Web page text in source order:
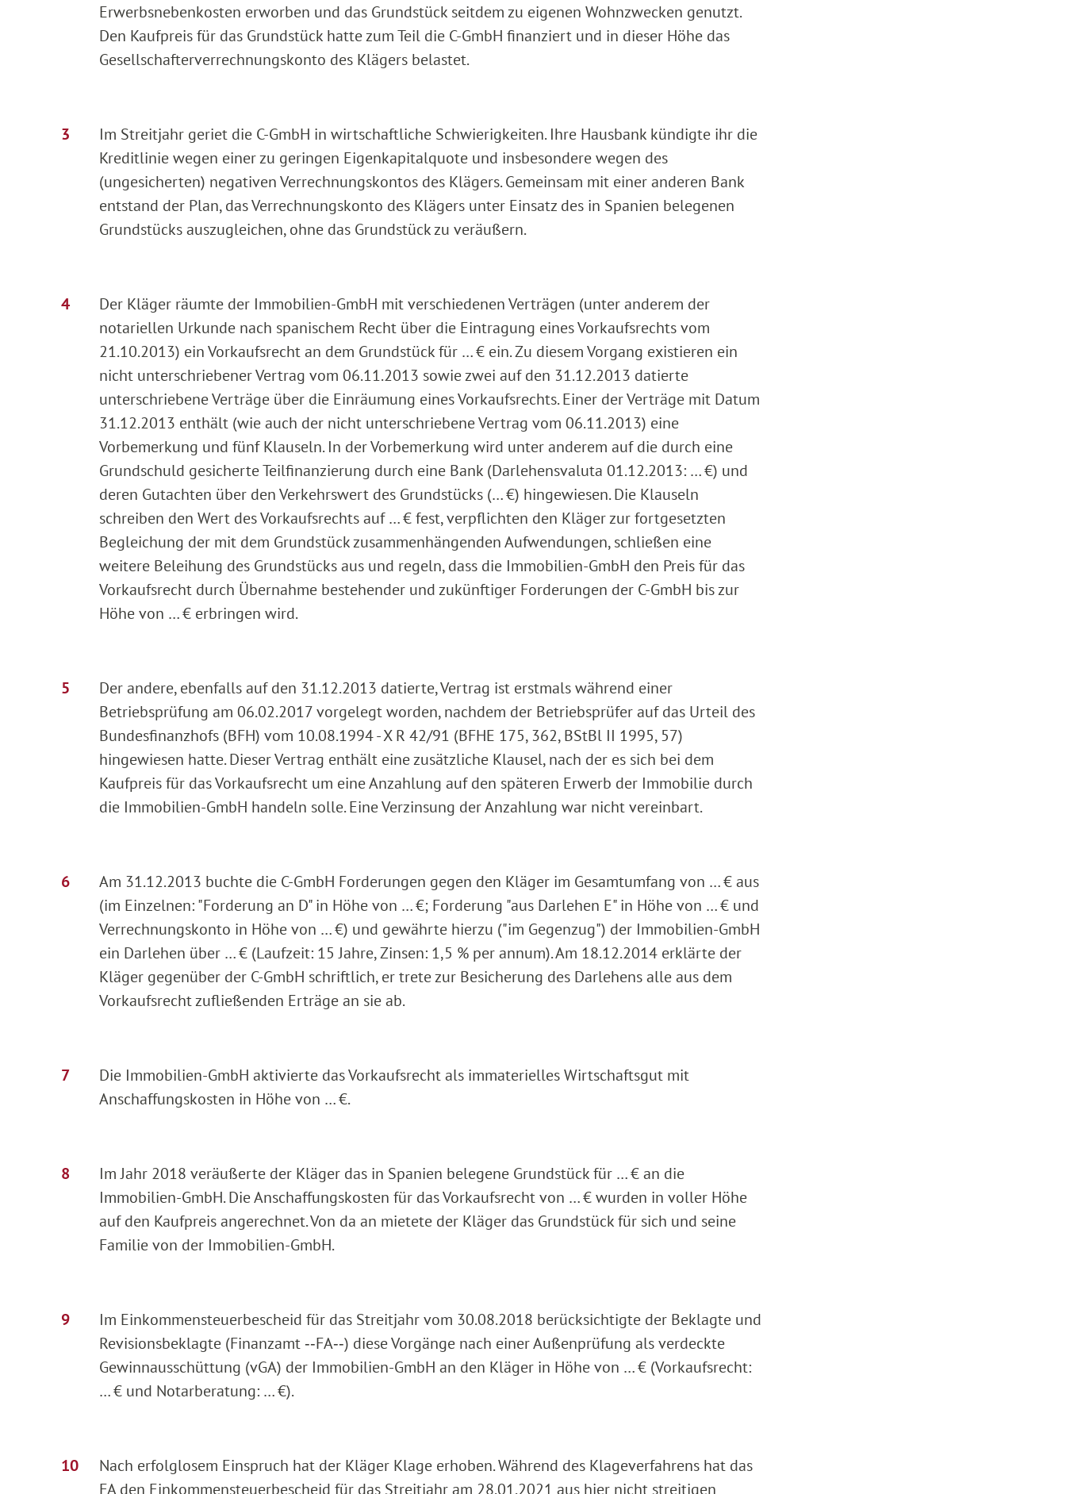
Erwerbsnebenkosten erworben und das Grundstück seitdem zu eigenen Wohnzwecken genutzt.
Den Kaufpreis für das Grundstück hatte zum Teil die C-GmbH finanziert und in dieser Höhe das
Gesellschafterverrechnungskonto des Klägers belastet.
Im Streitjahr geriet die C-GmbH in wirtschaftliche Schwierigkeiten. Ihre Hausbank kündigte ihr die
Kreditlinie wegen einer zu geringen Eigenkapitalquote und insbesondere wegen des
(ungesicherten) negativen Verrechnungskontos des Klägers. Gemeinsam mit einer anderen Bank
entstand der Plan, das Verrechnungskonto des Klägers unter Einsatz des in Spanien belegenen
Grundstücks auszugleichen, ohne das Grundstück zu veräußern.
Der Kläger räumte der Immobilien-GmbH mit verschiedenen Verträgen (unter anderem der
notariellen Urkunde nach spanischem Recht über die Eintragung eines Vorkaufsrechts vom
21.10.2013) ein Vorkaufsrecht an dem Grundstück für … € ein. Zu diesem Vorgang existieren ein
nicht unterschriebener Vertrag vom 06.11.2013 sowie zwei auf den 31.12.2013 datierte
unterschriebene Verträge über die Einräumung eines Vorkaufsrechts. Einer der Verträge mit Datum
31.12.2013 enthält (wie auch der nicht unterschriebene Vertrag vom 06.11.2013) eine
Vorbemerkung und fünf Klauseln. In der Vorbemerkung wird unter anderem auf die durch eine
Grundschuld gesicherte Teilfinanzierung durch eine Bank (Darlehensvaluta 01.12.2013: … €) und
deren Gutachten über den Verkehrswert des Grundstücks (… €) hingewiesen. Die Klauseln
schreiben den Wert des Vorkaufsrechts auf … € fest, verpflichten den Kläger zur fortgesetzten
Begleichung der mit dem Grundstück zusammenhängenden Aufwendungen, schließen eine
weitere Beleihung des Grundstücks aus und regeln, dass die Immobilien-GmbH den Preis für das
Vorkaufsrecht durch Übernahme bestehender und zukünftiger Forderungen der C-GmbH bis zur
Höhe von … € erbringen wird.
Der andere, ebenfalls auf den 31.12.2013 datierte, Vertrag ist erstmals während einer
Betriebsprüfung am 06.02.2017 vorgelegt worden, nachdem der Betriebsprüfer auf das Urteil des
Bundesfinanzhofs (BFH) vom 10.08.1994 - X R 42/91 (BFHE 175, 362, BStBl II 1995, 57)
hingewiesen hatte. Dieser Vertrag enthält eine zusätzliche Klausel, nach der es sich bei dem
Kaufpreis für das Vorkaufsrecht um eine Anzahlung auf den späteren Erwerb der Immobilie durch
die Immobilien-GmbH handeln solle. Eine Verzinsung der Anzahlung war nicht vereinbart.
Am 31.12.2013 buchte die C-GmbH Forderungen gegen den Kläger im Gesamtumfang von … € aus
(im Einzelnen: "Forderung an D" in Höhe von … €; Forderung "aus Darlehen E" in Höhe von … € und
Verrechnungskonto in Höhe von … €) und gewährte hierzu ("im Gegenzug") der Immobilien-GmbH
ein Darlehen über … € (Laufzeit: 15 Jahre, Zinsen: 1,5 % per annum). Am 18.12.2014 erklärte der
Kläger gegenüber der C-GmbH schriftlich, er trete zur Besicherung des Darlehens alle aus dem
Vorkaufsrecht zufließenden Erträge an sie ab.
Die Immobilien-GmbH aktivierte das Vorkaufsrecht als immaterielles Wirtschaftsgut mit
Anschaffungskosten in Höhe von … €.
Im Jahr 2018 veräußerte der Kläger das in Spanien belegene Grundstück für … € an die
Immobilien-GmbH. Die Anschaffungskosten für das Vorkaufsrecht von … € wurden in voller Höhe
auf den Kaufpreis angerechnet. Von da an mietete der Kläger das Grundstück für sich und seine
Familie von der Immobilien-GmbH.
Im Einkommensteuerbescheid für das Streitjahr vom 30.08.2018 berücksichtigte der Beklagte und
Revisionsbeklagte (Finanzamt ‑‑FA‑‑) diese Vorgänge nach einer Außenprüfung als verdeckte
Gewinnausschüttung (vGA) der Immobilien-GmbH an den Kläger in Höhe von … € (Vorkaufsrecht:
… € und Notarberatung: … €).
Nach erfolglosem Einspruch hat der Kläger Klage erhoben. Während des Klageverfahrens hat das
FA den Einkommensteuerbescheid für das Streitjahr am 28.01.2021 aus hier nicht streitigen